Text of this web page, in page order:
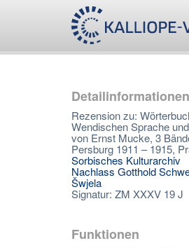
Detailinformationen
Rezension zu:
Wendischen Sprache
von Ernst Mucke, 3
Persburg 1911 – 1915,
Sorbisches Kulturarchiv
Nachlass Gotthold
Šwjela
Signatur: ZM XXXV 19 J
Funktionen